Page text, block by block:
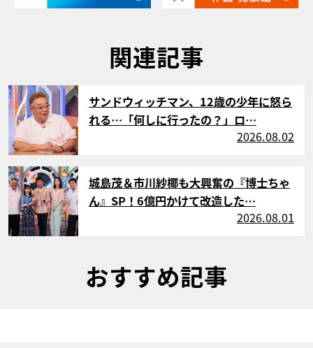
関連記事
サムネイル
サンドウィッチマン、12歳の少年に怒ら
れる…「何しに行ったの？」ロ…
2026.08.02
サムネイル
城島茂＆市川紗椰も大興奮の『博士ちゃ
ん』SP！6億円かけて改造した…
2026.08.01
おすすめ記事